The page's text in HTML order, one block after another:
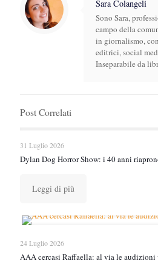
Sara Colangeli
Sono Sara,
campo della
in giornalismo,
editrici, social
Inseparabile da
Post Correlati
31 Luglio 2026
Dylan Dog Horror Show: i 40 anni
Leggi di più
24 Luglio 2026
AAA cercasi Raffaella: al via le